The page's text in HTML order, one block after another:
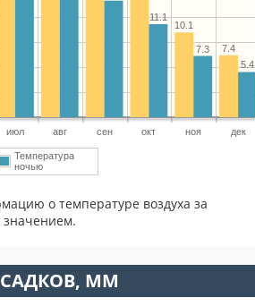
июл авг сен окт ноя дек
7.4
10.1
5.4
7.3
11.1
Температура
ночью
о температуре воздуха за
значением.
ММ